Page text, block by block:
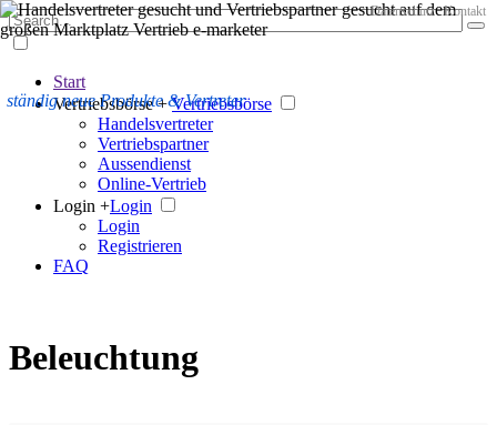
ständig neue Produkte & Vertreter
Datenschutz Kontakt
Start
Vertriebsbörse + Vertriebsbörse
Handelsvertreter
Vertriebspartner
Aussendienst
Online-Vertrieb
Login +Login
Login
Registrieren
FAQ
Beleuchtung